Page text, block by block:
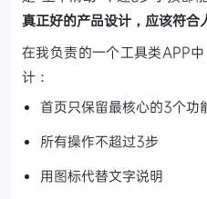
真正好的产品设计，应该符合
在我负责的一个工具类APP
计：
首页只保留最核心的3个功
所有操作不超过3步
用图标代替文字说明